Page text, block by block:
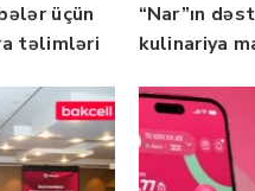
üçün
təlimləri
“Nar”ın
kulinariya